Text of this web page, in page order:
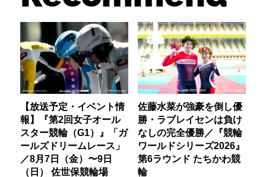
【放送予定・イベント情
報】『第2回女子オール
スター競輪（G1）』「ガ
ールズドリームレース」
／8月7日（金）〜9日
（日） 佐世保競輪場
佐藤水菜が強豪を倒し優
勝・ラブレイセンは負け
なしの完全優勝／『競輪
ワールドシリーズ2026』
第6ラウンド たちかわ競
輪